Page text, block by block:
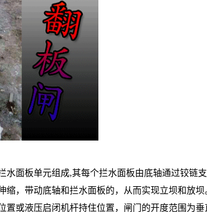
水面板单元组成,其每个拦水面板由底轴通过铰链
，带动底轴和拦水面板的，从而实现立坝和放
或液压启闭机杆持住位置，闸门的开度范围为